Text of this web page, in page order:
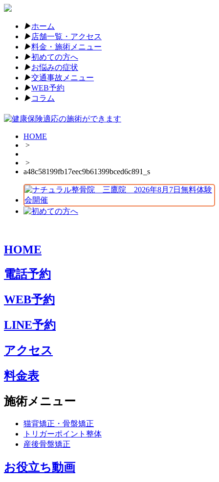
▶︎ホーム
▶︎店舗一覧・アクセス
▶︎料金・施術メニュー
▶︎初めての方へ
▶︎お悩みの症状
▶︎交通事故メニュー
▶︎WEB予約
▶︎コラム
HOME
>
>
a48c58199fb17eec9b61399bced6c891_s
HOME
電話予約
WEB予約
LINE予約
アクセス
料金表
施術メニュー
猫背矯正・骨盤矯正
トリガーポイント整体
産後骨盤矯正
お役立ち動画